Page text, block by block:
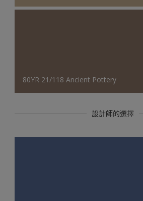
80YR 21/118 Ancient Pottery
設計師的選擇